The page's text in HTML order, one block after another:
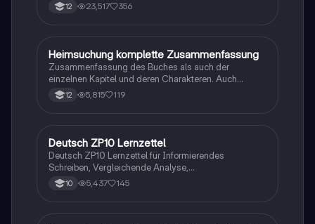
12 23,517 356
Deutsch
Heimsuchung komplette Zusammenfassung
Zusammenfassung des Buches als auch der
einzelnen Kapitel und deren Charakteren. Auch
tabellarisch. Im Unterricht ohne KI erstellt
12 5,815 119
Deutsch
Deutsch ZP10 Lernzettel
Deutsch ZP10 Lernzettel für Informierendes
Schreiben, Vergleichende Analyse,
Sachtexte/Roman/Gedicht..
10 5,437 145